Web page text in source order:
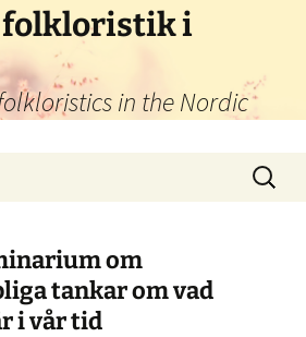
folkloristik i
in the Nordic
Sök
efter:
om
tankar om vad
i vår tid